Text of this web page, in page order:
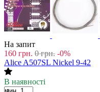
На запит
160 грн. 0 грн. -0%
Alice A507SL Nickel 9-42
В наявності